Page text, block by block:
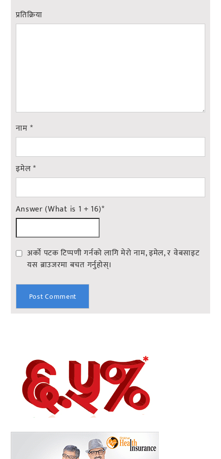
प्रतिक्रिया
नाम *
इमेल*
Answer (What is 1 + 16)*
अर्को पटक टिप्पणी गर्नको लागि मेरो नाम, इमेल, र वेबसाइट
यस ब्राउजरमा बचत गर्नुहोस्।